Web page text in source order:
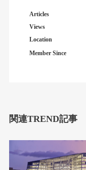
Articles
Views
Location
Member Since
関連TREND記事